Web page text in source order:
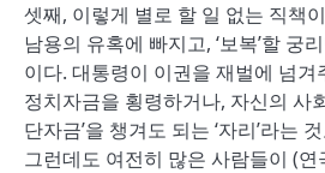
셋째, 이렇게 별로 할 일 없는 직책
남용의 유혹에 빠지고, ‘보복’할 궁
이다. 대통령이 이권을 재벌에 넘겨
정치자금을 횡령하거나, 자신의 사
단자금’을 챙겨도 되는 ‘자리’라는
그런데도 여전히 많은 사람들이 (